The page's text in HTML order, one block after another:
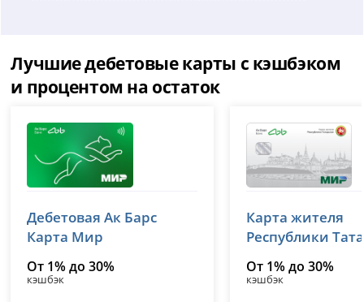
Лучшие дебетовые карты с кэшбэком
и процентом на остаток
лицензия № 2590
Дебетовая Ак Барс
Карта Мир
От 1% до 30%
кэшбэк
лицензия № 2590
Карта жителя
Республики
От 1% до 30%
кэшбэк